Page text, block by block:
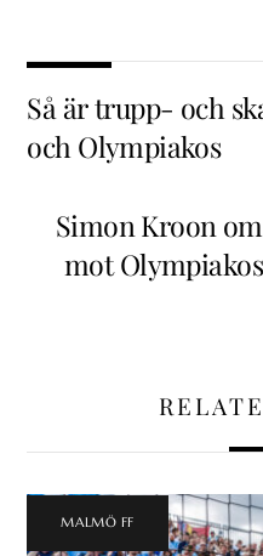
Så är trupp- och
och Olympiakos
Simon Kroon
mot
MALMÖ FF